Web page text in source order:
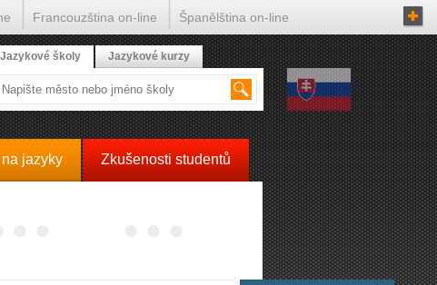
jazyky Zkušenosti studentů
Jazykové školy Jazykové kurzy
Francouzština on-line Španělština on-line